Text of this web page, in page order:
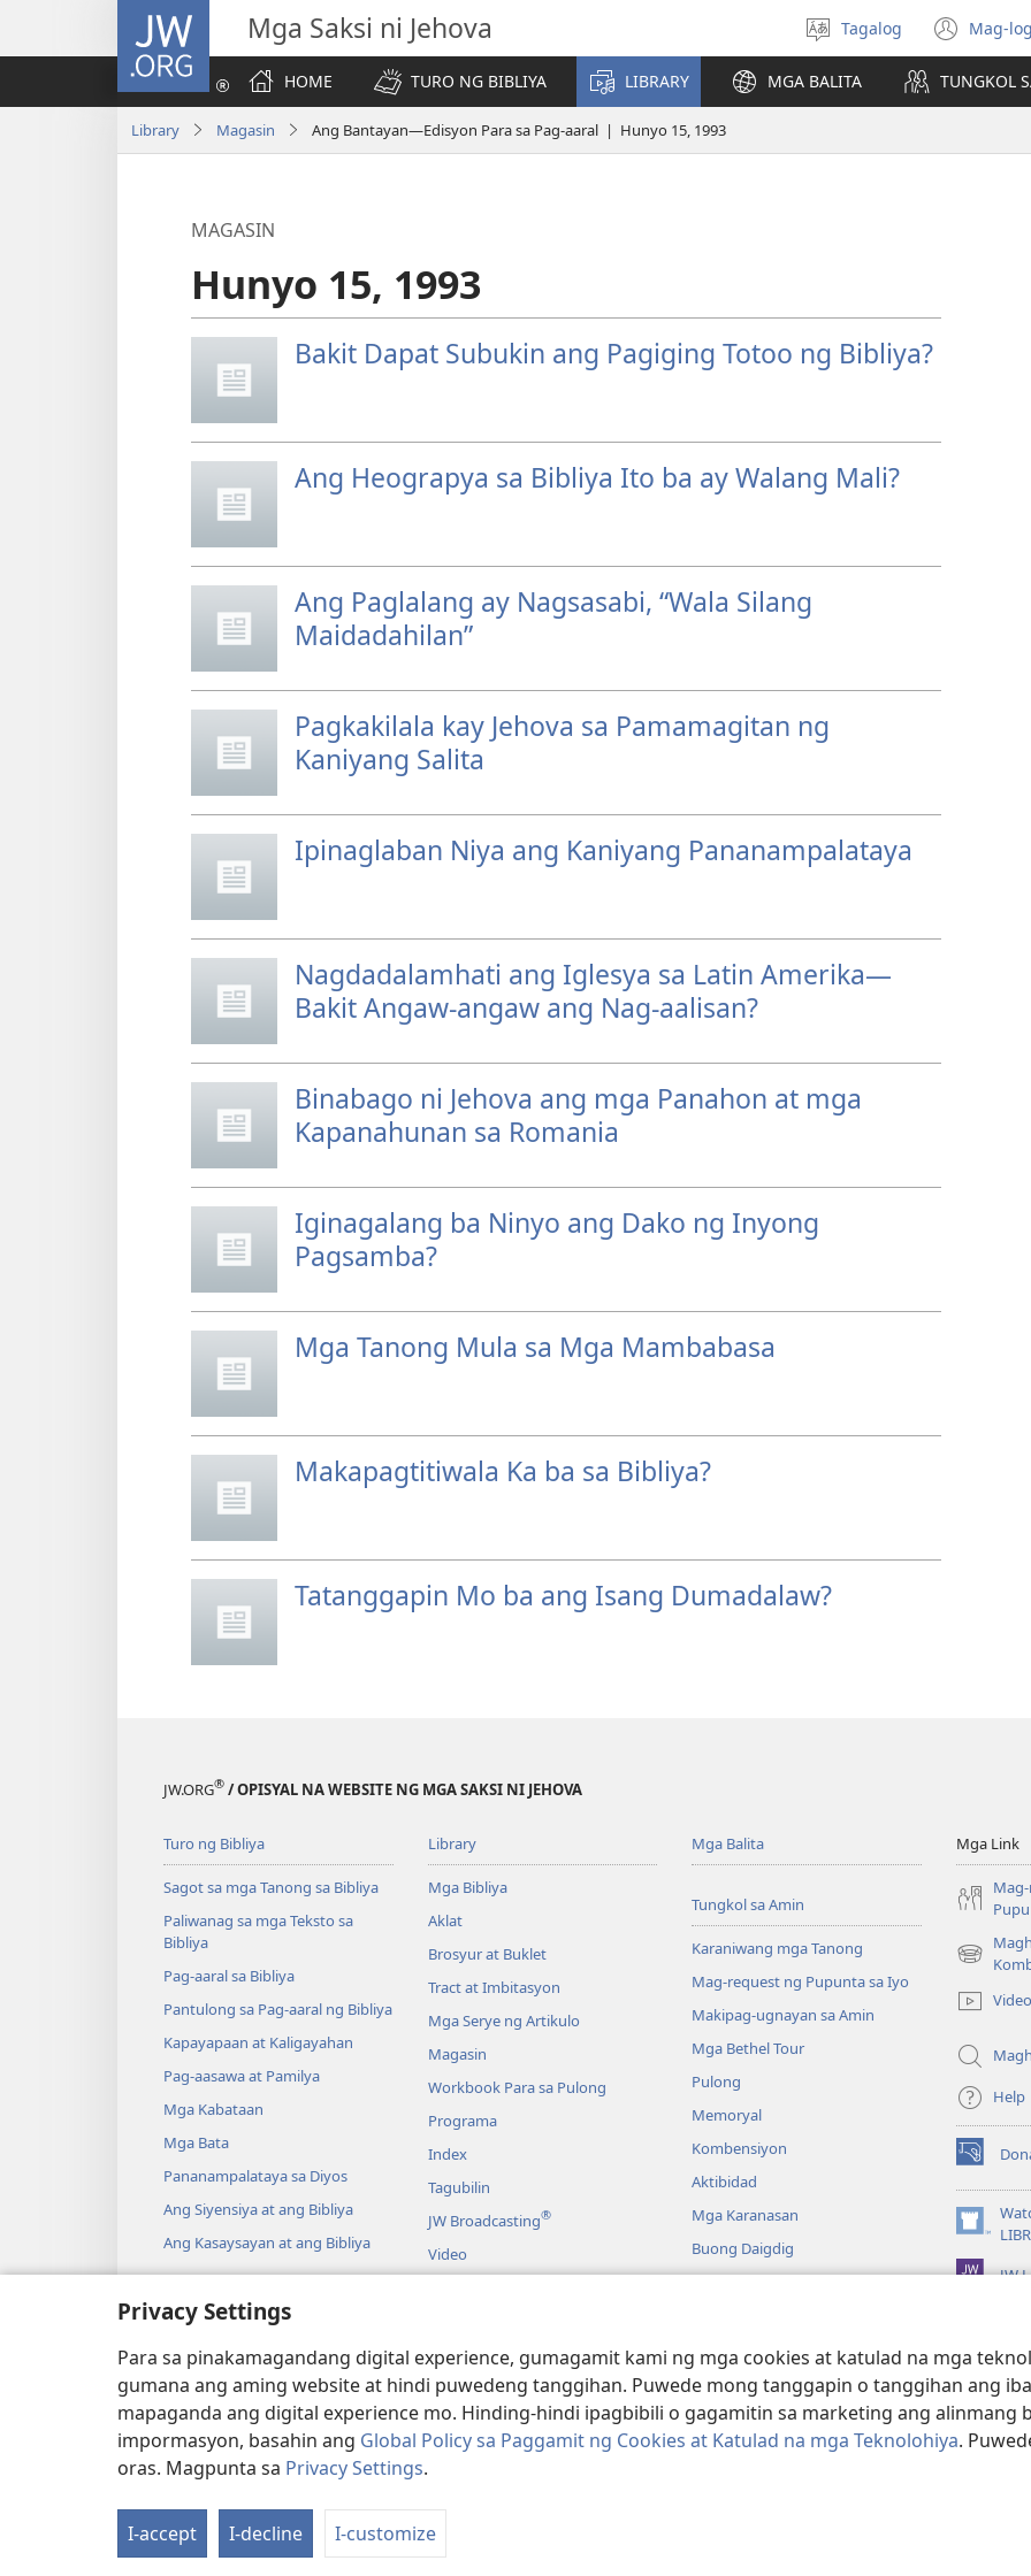
Privacy Settings
Para sa pinakamagandang digital experience, gumagamit kami ng mga cookies at katulad na mga
gumana ang aming website at hindi puwedeng tanggihan. Puwede mong tanggapin o tanggihan ang
mapaganda ang digital experience mo. Hinding-hindi ipagbibili o gagamitin sa marketing ang alinmang
impormasyon, basahin ang Global Policy sa Paggamit ng Cookies at Katulad na mga Teknolohiya.
oras. Magpunta sa Privacy Settings.
I-accept I-decline I-customize
JW.ORG Mga Saksi ni Jehova
Pumili
ng
wika
Tagalog Mag-(may
na
HOME TURO NG BIBLIYA LIBRARY MGA BALITA TUNGKOL
Library Magasin Ang Bantayan—Edisyon Para sa Pag-aaral | Hunyo 15, 1993
MAGASIN
Hunyo 15, 1993
Bakit Dapat Subukin ang Pagiging Totoo ng Bibliya?
Ang Heograpya sa Bibliya Ito ba ay Walang Mali?
Ang Paglalang ay Nagsasabi, “Wala Silang
Maidadahilan”
Pagkakilala kay Jehova sa Pamamagitan ng
Kaniyang Salita
Ipinaglaban Niya ang Kaniyang Pananampalataya
Nagdadalamhati ang Iglesya sa Latin Amerika—
Bakit Angaw-angaw ang Nag-aalisan?
Binabago ni Jehova ang mga Panahon at mga
Kapanahunan sa Romania
Iginagalang ba Ninyo ang Dako ng Inyong
Pagsamba?
Mga Tanong Mula sa Mga Mambabasa
Makapagtitiwala Ka ba sa Bibliya?
Tatanggapin Mo ba ang Isang Dumadalaw?
JW.ORG® / OPISYAL NA WEBSITE NG MGA SAKSI NI JEHOVA
Turo ng Bibliya
Sagot sa mga Tanong sa Bibliya
Paliwanag sa mga Teksto sa
Bibliya
Pag-aaral sa Bibliya
Pantulong sa Pag-aaral ng Bibliya
Kapayapaan at Kaligayahan
Pag-aasawa at Pamilya
Mga Kabataan
Mga Bata
Pananampalataya sa Diyos
Ang Siyensiya at ang Bibliya
Ang Kasaysayan at ang Bibliya
Library
Mga Bibliya
Aklat
Brosyur at Buklet
Tract at Imbitasyon
Mga Serye ng Artikulo
Magasin
Workbook Para sa Pulong
Programa
Index
Tagubilin
JW Broadcasting®
Video
Pagbabasa ng Bibliya—Audio
Drama
Mga Balita
Tungkol sa Amin
Karaniwang mga Tanong
Mag-request ng Pupunta sa Iyo
Makipag-ugnayan sa Amin
Mga Bethel Tour
Pulong
Memoryal
Kombensiyon
Aktibidad
Mga Karanasan
Buong Daigdig
Mga Link
(may
na
window)
Video
Help
(may
bubukas
na
bagong
(may
bubukas
na
JW
Copyright © 2026 Watch Tower Bible and Tract Society of Pennsylvania.